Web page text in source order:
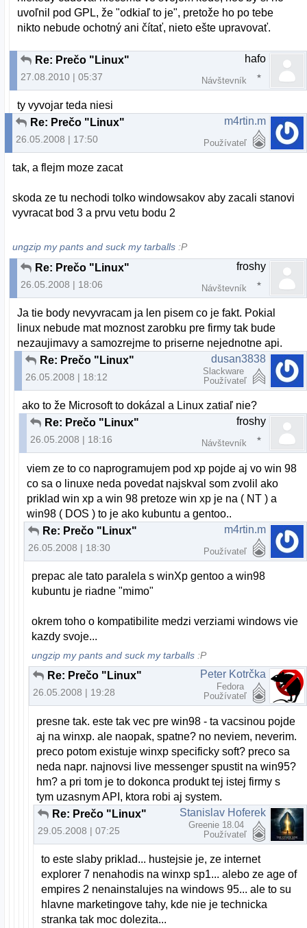
uvoľnil pod GPL, že "odkiaľ to je", pretože ho po tebe
nikto nebude ochotný ani čítať, nieto ešte upravovať.
Re: Prečo "Linux"
27.08.2010 | 05:37
hafo
Návštevník
ty vyvojar teda niesi
Re: Prečo "Linux"
26.05.2008 | 17:50
m4rtin.m
Používateľ
tak, a flejm moze zacat
skoda ze tu nechodi tolko windowsakov aby zacali stanovi
vyvracat bod 3 a prvu vetu bodu 2
ungzip my pants and suck my tarballs :P
Re: Prečo "Linux"
26.05.2008 | 18:06
froshy
Návštevník
Ja tie body nevyvracam ja len pisem co je fakt. Pokial
linux nebude mat moznost zarobku pre firmy tak bude
nezaujimavy a samozrejme to priserne nejednotne api.
Re: Prečo "Linux"
26.05.2008 | 18:12
dusan3838
Slackware
Používateľ
ako to že Microsoft to dokázal a Linux zatiaľ nie?
Re: Prečo "Linux"
26.05.2008 | 18:16
froshy
Návštevník
viem ze to co naprogramujem pod xp pojde aj vo win 98
co sa o linuxe neda povedat najskval som zvolil ako
priklad win xp a win 98 pretoze win xp je na ( NT ) a
win98 ( DOS ) to je ako kubuntu a gentoo..
Re: Prečo "Linux"
26.05.2008 | 18:30
m4rtin.m
Používateľ
prepac ale tato paralela s winXp gentoo a win98
kubuntu je riadne "mimo"
okrem toho o kompatibilite medzi verziami windows vie
kazdy svoje...
ungzip my pants and suck my tarballs :P
Re: Prečo "Linux"
26.05.2008 | 19:28
Peter Kotrčka
Fedora
Používateľ
presne tak. este tak vec pre win98 - ta vacsinou pojde
aj na winxp. ale naopak, spatne? no neviem, neverim.
preco potom existuje winxp specificky soft? preco sa
neda napr. najnovsi live messenger spustit na win95?
hm? a pri tom je to dokonca produkt tej istej firmy s
tym uzasnym API, ktora robi aj system.
Re: Prečo "Linux"
29.05.2008 | 07:25
Stanislav Hoferek
Greenie 18.04
Používateľ
to este slaby priklad... hustejsie je, ze internet
explorer 7 nenahodis na winxp sp1... alebo ze age of
empires 2 nenainstalujes na windows 95... ale to su
hlavne marketingove tahy, kde nie je technicka
stranka tak moc dolezita...